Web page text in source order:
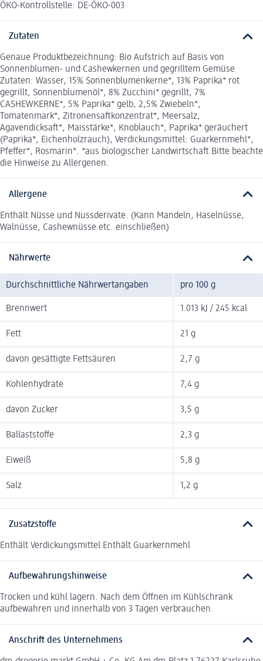
ÖKO-Kontrollstelle: DE-ÖKO-003
Zutaten
Genaue Produktbezeichnung: Bio Aufstrich auf Basis von
Sonnenblumen- und Cashewkernen und gegrilltem Gemüse
Zutaten: Wasser, 15% Sonnenblumenkerne*, 13% Paprika* rot
gegrillt, Sonnenblumenöl*, 8% Zucchini* gegrillt, 7%
CASHEWKERNE*, 5% Paprika* gelb, 2,5% Zwiebeln*,
Tomatenmark*, Zitronensaftkonzentrat*, Meersalz,
Agavendicksaft*, Maisstärke*, Knoblauch*, Paprika* geräuchert
(Paprika*, Eichenholzrauch), Verdickungsmittel: Guarkernmehl*,
Pfeﬀer*, Rosmarin*. *aus biologischer Landwirtschaft Bitte beachte
die Hinweise zu Allergenen.
Allergene
Enthält Nüsse und Nussderivate. (Kann Mandeln, Haselnüsse,
Walnüsse, Cashewnüsse etc. einschließen)
Nährwerte
Durchschnittliche Nährwertangaben pro 100 g
Brennwert 1.013 kJ / 245 kcal
Fett 21 g
davon gesättigte Fettsäuren 2,7 g
Kohlenhydrate 7,4 g
davon Zucker 3,5 g
Ballaststoffe 2,3 g
Eiweiß 5,8 g
Salz 1,2 g
Zusatzstoffe
Enthält Verdickungsmittel Enthält Guarkernmehl
Aufbewahrungshinweise
Trocken und kühl lagern. Nach dem Öffnen im Kühlschrank
aufbewahren und innerhalb von 3 Tagen verbrauchen.
Anschrift des Unternehmens